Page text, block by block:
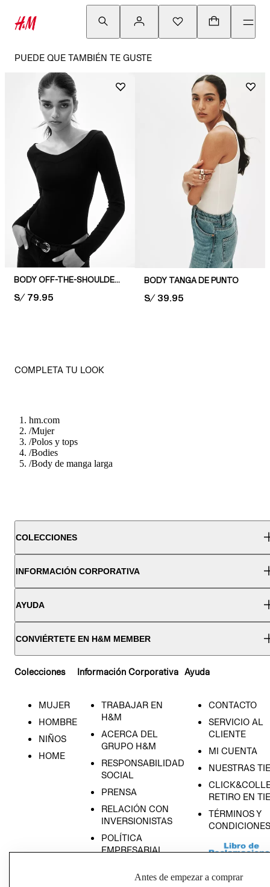
PUEDE QUE TAMBIÉN TE GUSTE
BODY OFF-THE-SHOULDER EN PUNTO ROMA
PRICE:
S/ 79.95
BODY TANGA DE PUNTO
PRICE:
S/ 39.95
COMPLETA TU LOOK
hm.com
/Mujer
/Polos y tops
/Bodies
/Body de manga larga
COLECCIONES
INFORMACIÓN CORPORATIVA
AYUDA
CONVIÉRTETE EN H&M MEMBER
Colecciones
MUJER
HOMBRE
NIÑOS
HOME
Información Corporativa
TRABAJAR EN
H&M
ACERCA DEL
GRUPO H&M
RESPONSABILIDAD
SOCIAL
PRENSA
RELACIÓN CON
INVERSIONISTAS
POLÍTICA
EMPRESARIAL
Ayuda
CONTACTO
SERVICIO AL
CLIENTE
MI CUENTA
NUESTRAS
RETIRO EN
TÉRMINOS Y
CONDICIONES
Antes de empezar a comprar